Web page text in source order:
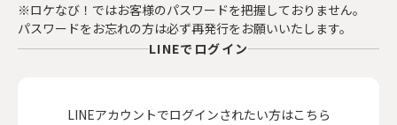
※ロケなび！ではお客様のパスワードを把握しておりません。
パスワードをお忘れの方は必ず再発行をお願いいたします。
LINEでログイン
LINEアカウントでログインされたい方はこちら